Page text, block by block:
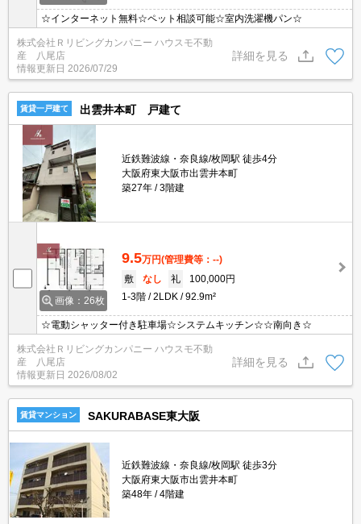
☆インターネット無料☆ペット相談可能☆室内洗濯機パン☆
株式会社Ｒリビングカンパニー ハウスモ不動
産 八尾店
情報更新日 2026/07/29
詳細を見る
賃貸一戸建て 出雲井本町 戸建て
近鉄難波線・奈良線/枚岡駅 徒歩4分
大阪府東大阪市出雲井本町
築27年
3階建
画像：26枚
9.5万円(管理費等：--)
敷
なし 礼
100,000円
1-3階
2LDK 92.9m²
☆電動シャッター付き駐車場☆システムキッチン☆☆南向き☆
株式会社Ｒリビングカンパニー ハウスモ不動
産 八尾店
情報更新日 2026/08/02
詳細を見る
賃貸マンション SAKURABASE東大阪
近鉄難波線・奈良線/枚岡駅 徒歩3分
大阪府東大阪市出雲井本町
築48年
4階建